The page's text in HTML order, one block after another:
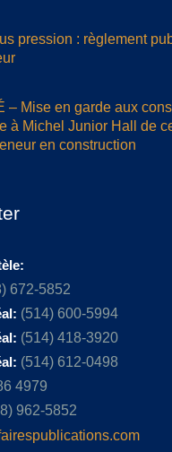
pression : règlement
– Mise en garde aux
à Michel Junior Hall de
en construction
672-5852
(514) 600-5994
(514) 418-3920
(514) 612-0498
4979
962-5852